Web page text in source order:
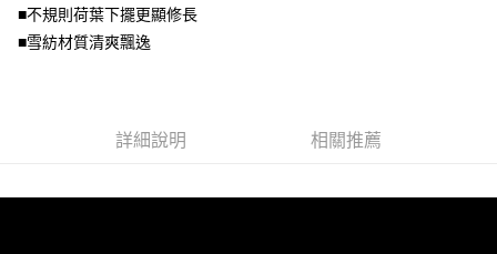
資料（包含姓名、電話或地址）提供予台灣大哥大進項蒐集、處理及利用，
由本公司與您本人進行分期帳單所需資料之確認、核對及更正。
※ 交易是否成功請以「AFTEE先享後付 」之結帳頁面顯示為準，若有關於
是否繳費成功／繳費後需取消欲退款等相關疑問，請聯繫「AFTEE先享後付
客戶支援中心」https://netprotections.freshdesk.com/support/home
易，需依本服務之必要範圍內提供個人資料，並將交易相關給付款項請求債
權轉讓予恩沛科技股份有限公司。
付款後7-11取貨
每筆NT$70，滿NT$699(含以上)免運費
■不規則荷葉下擺更顯修長
■雪紡材質清爽飄逸
詳細說明 相關推薦